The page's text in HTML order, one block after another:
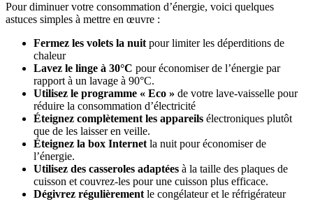
Pour diminuer votre consommation d’énergie, voici quelques
astuces simples à mettre en œuvre :
Fermez les volets la nuit pour limiter les déperditions de
chaleur
Lavez le linge à 30°C pour économiser de l’énergie par
rapport à un lavage à 90°C.
Utilisez le programme « Eco » de votre lave-vaisselle pour
réduire la consommation d’électricité
Éteignez complètement les appareils électroniques plutôt
que de les laisser en veille.
Éteignez la box Internet la nuit pour économiser de
l’énergie.
Utilisez des casseroles adaptées à la taille des plaques de
cuisson et couvrez-les pour une cuisson plus efficace.
Dégivrez régulièrement le congélateur et le réfrigérateur